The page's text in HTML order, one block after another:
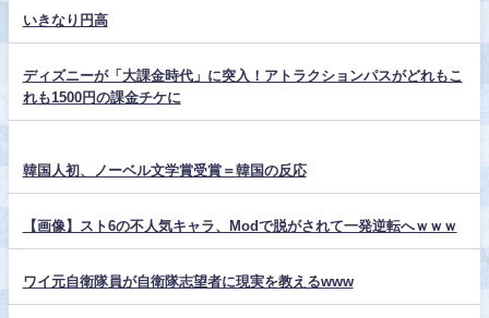
いきなり円高
ディズニーが「大課金時代」に突入！アトラクションパスがどれもこ
れも1500円の課金チケに
韓国人初、ノーベル文学賞受賞＝韓国の反応
【画像】スト6の不人気キャラ、Modで脱がされて一発逆転へｗｗｗ
ワイ元自衛隊員が自衛隊志望者に現実を教えるwww